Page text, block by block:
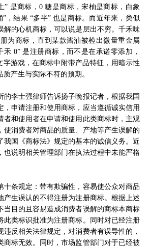
” 是商标，0 糖是商标，宋柚是商标，白象
，结果 “多半” 也是商标。而近年来，类似
解的心机商标，可以说是层出不穷。千禾味
为商标，直到某款酱油被检出微量重金属
禾 0” 是注册商标，而不是在承诺零添加，
字游戏，在商标中附带产品特征，用暗示性
产生与实际不符的预期。
的李士强律师告诉扬子晚报记者，根据我国
，申请注册和使用商标，应当遵循诚实信用
者和使用者在申请和使用此类商标时，主观
使消费者对商品的质量、产地等产生误解的
我国《商标法》规定的基本的诚信义务。近
也说明相关管理部门在执法过程中未能严格
十条规定：带有欺骗性，容易使公众对商品
产生误认的不得注册为注册商标。根据上述
当目的且容易造成消费者误解的商标本商标
此类标识批准为注册商标。同时对已经注册
违反相关法律规定，对消费者有误导性的，
商标无效。同时，市场监管部门对于已经被